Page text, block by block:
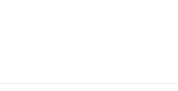
hasta hacer espuma.
BETAINE, DIMETHICONE,